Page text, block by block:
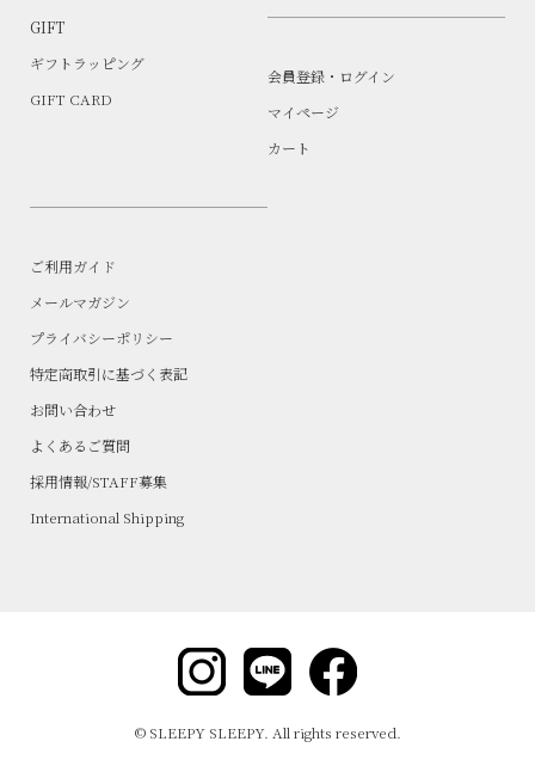
GIFT
ギフトラッピング
GIFT CARD
会員登録・ログイン
マイページ
カート
ご利用ガイド
メールマガジン
プライバシーポリシー
特定商取引に基づく表記
お問い合わせ
よくあるご質問
採用情報/STAFF募集
International Shipping
© SLEEPY SLEEPY. All rights reserved.